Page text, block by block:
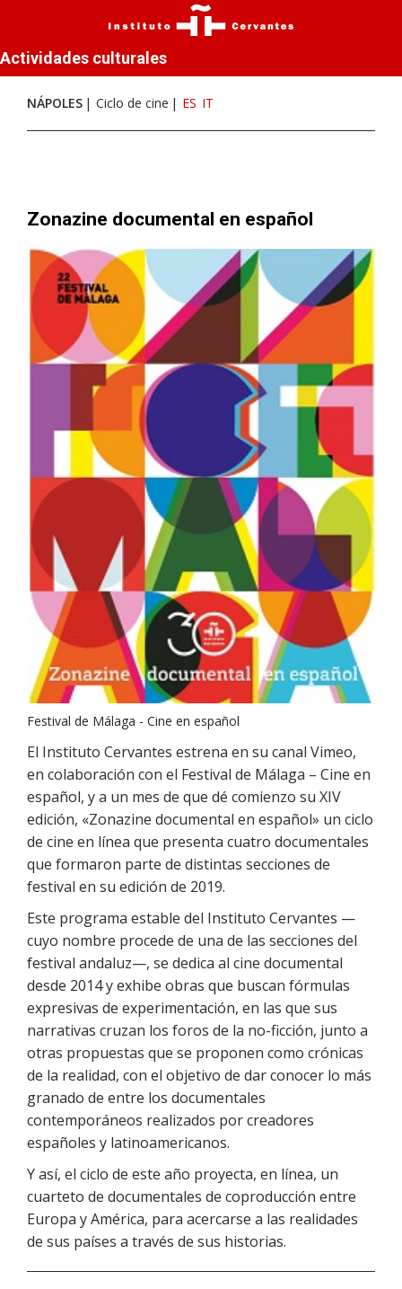
Actividades culturales
NÁPOLES Ciclo de cine ES IT
Zonazine documental en español
Festival de Málaga - Cine en español
El Instituto Cervantes estrena en su canal Vimeo,
en colaboración con el Festival de Málaga – Cine en
español, y a un mes de que dé comienzo su XIV
edición, «Zonazine documental en español» un ciclo
de cine en línea que presenta cuatro documentales
que formaron parte de distintas secciones de
festival en su edición de 2019.
Este programa estable del Instituto Cervantes —
cuyo nombre procede de una de las secciones del
festival andaluz—, se dedica al cine documental
desde 2014 y exhibe obras que buscan fórmulas
expresivas de experimentación, en las que sus
narrativas cruzan los foros de la no-ficción, junto a
otras propuestas que se proponen como crónicas
de la realidad, con el objetivo de dar conocer lo más
granado de entre los documentales
contemporáneos realizados por creadores
españoles y latinoamericanos.
Y así, el ciclo de este año proyecta, en línea, un
cuarteto de documentales de coproducción entre
Europa y América, para acercarse a las realidades
de sus países a través de sus historias.